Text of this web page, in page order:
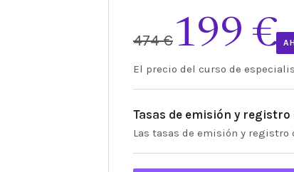
474 €199 €
El precio del curso de
Tasas de emisión y
Las tasas de emisión y